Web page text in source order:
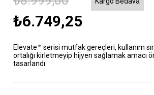
₺6.749,25
Elevate™ serisi mutfak gereçleri, kullanım
ortalığı kirletmeyip hijyen sağlamak amacı
tasarlandı.